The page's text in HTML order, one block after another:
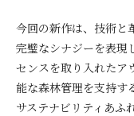
今回の新作は、技術と
完璧なシナジーを表現
センスを取り入れたア
能な森林管理を支持す
サステナビリティあふ